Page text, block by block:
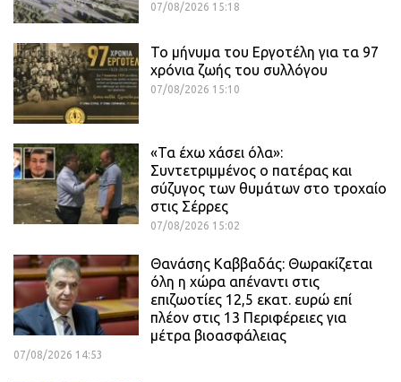
07/08/2026 15:18
Το μήνυμα του Εργοτέλη για τα 97
χρόνια ζωής του συλλόγου
07/08/2026 15:10
«Τα έχω χάσει όλα»:
Συντετριμμένος ο πατέρας και
σύζυγος των θυμάτων στο τροχαίο
στις Σέρρες
07/08/2026 15:02
Θανάσης Καββαδάς: Θωρακίζεται
όλη η χώρα απέναντι στις
επιζωοτίες 12,5 εκατ. ευρώ επί
πλέον στις 13 Περιφέρειες για
μέτρα βιοασφάλειας
07/08/2026 14:53